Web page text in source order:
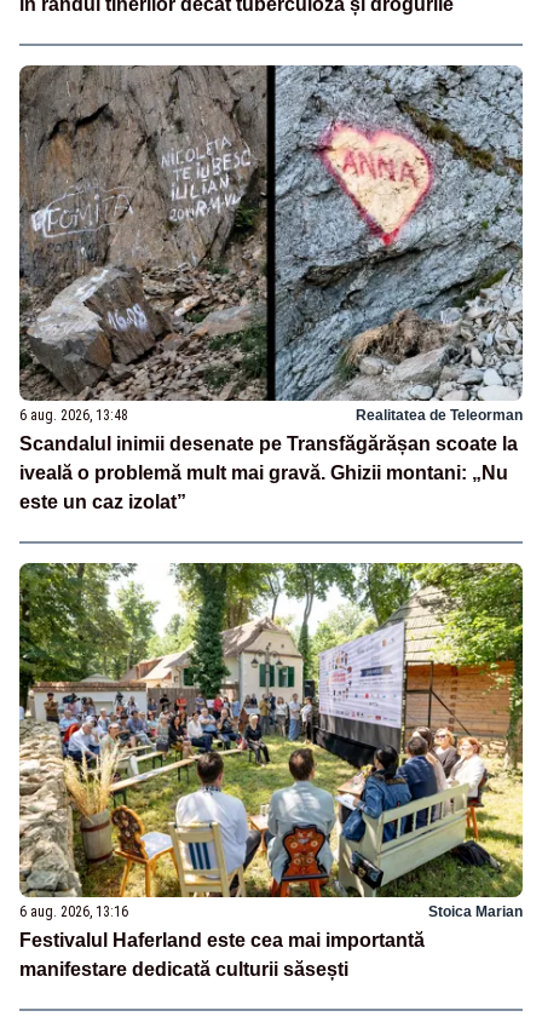
în rândul tinerilor decât tuberculoza și drogurile
6 aug. 2026, 13:48 Realitatea de Teleorman
Scandalul inimii desenate pe Transfăgărășan scoate la
iveală o problemă mult mai gravă. Ghizii montani: „Nu
este un caz izolat”
6 aug. 2026, 13:16 Stoica Marian
Festivalul Haferland este cea mai importantă
manifestare dedicată culturii săsești